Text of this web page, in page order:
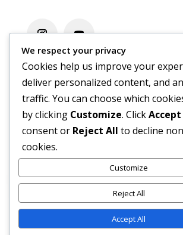
+62 812-8132-1578
info@abefinomics.com
Tangerang Selatan, Banten, Indonesia
Send a Message
We respect your privacy
Cookies help us improve your
deliver personalized content, and
traffic. You can choose which
by clicking Customize. Click
consent or Reject All to decline
cookies.
Customize
Reject All
Accept All